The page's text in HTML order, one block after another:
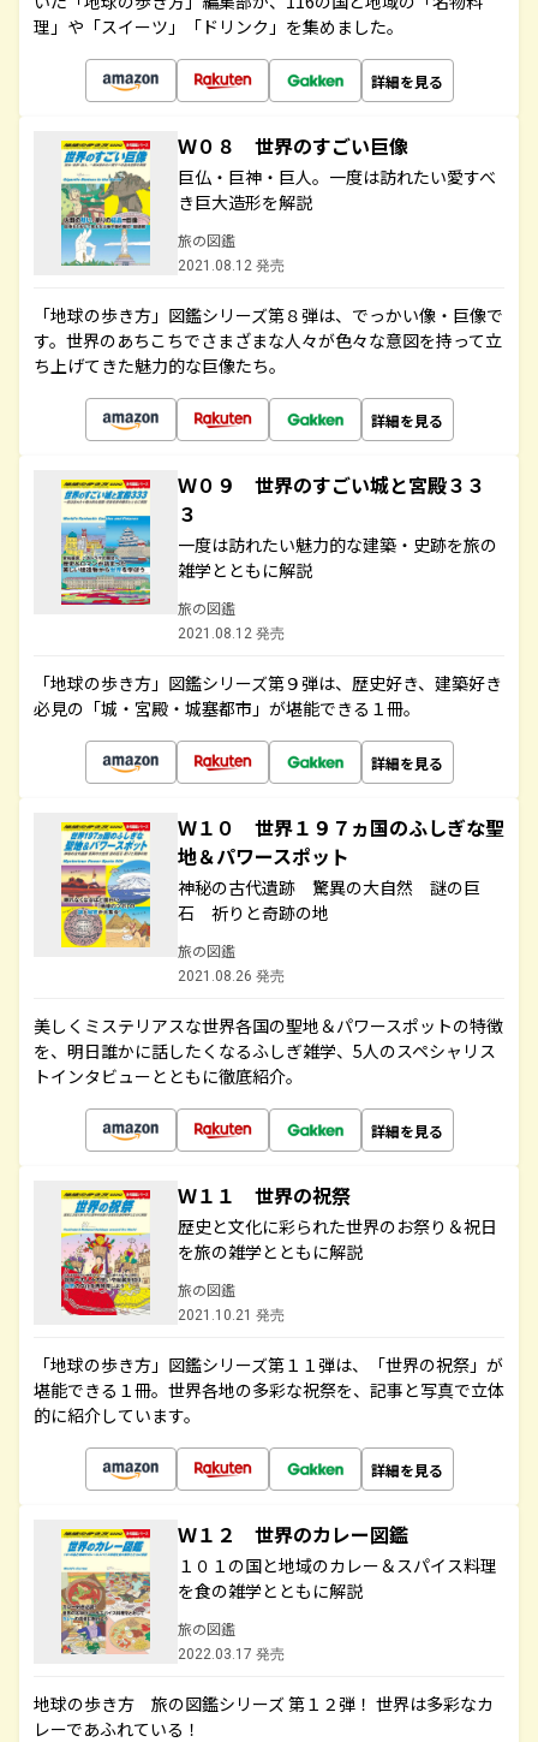
理」や「スイーツ」「ドリンク」を集めました。
詳細を見る
Ｗ０８ 世界のすごい巨像
巨仏・巨神・巨人。一度は訪れたい愛すべ
き巨大造形を解説
旅の図鑑
2021.08.12 発売
「地球の歩き方」図鑑シリーズ第８弾は、でっかい像・巨像で
す。世界のあちこちでさまざまな人々が色々な意図を持って立
ち上げてきた魅力的な巨像たち。
詳細を見る
Ｗ０９ 世界のすごい城と宮殿３３
３
一度は訪れたい魅力的な建築・史跡を旅の
雑学とともに解説
旅の図鑑
2021.08.12 発売
「地球の歩き方」図鑑シリーズ第９弾は、歴史好き、建築好き
必見の「城・宮殿・城塞都市」が堪能できる１冊。
詳細を見る
Ｗ１０ 世界１９７ヵ国のふしぎな聖
地＆パワースポット
神秘の古代遺跡 驚異の大自然 謎の巨
石 祈りと奇跡の地
旅の図鑑
2021.08.26 発売
美しくミステリアスな世界各国の聖地＆パワースポットの特徴
を、明日誰かに話したくなるふしぎ雑学、5人のスペシャリス
トインタビューとともに徹底紹介。
詳細を見る
Ｗ１１ 世界の祝祭
歴史と文化に彩られた世界のお祭り＆祝日
を旅の雑学とともに解説
旅の図鑑
2021.10.21 発売
「地球の歩き方」図鑑シリーズ第１１弾は、「世界の祝祭」が
堪能できる１冊。世界各地の多彩な祝祭を、記事と写真で立体
的に紹介しています。
詳細を見る
Ｗ１２ 世界のカレー図鑑
１０１の国と地域のカレー＆スパイス料理
を食の雑学とともに解説
旅の図鑑
2022.03.17 発売
地球の歩き方 旅の図鑑シリーズ 第１２弾！ 世界は多彩なカ
レーであふれている！